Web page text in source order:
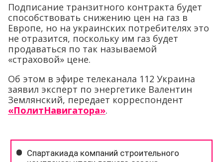
Подписание транзитного контракта будет
способствовать снижению цен на газ в
Европе, но на украинских потребителях это
не отразится, поскольку им газ будет
продаваться по так называемой
«страховой» цене.
Об этом в эфире телеканала 112 Украина
заявил эксперт по энергетике Валентин
Землянский, передает корреспондент
«ПолитНавигатора».